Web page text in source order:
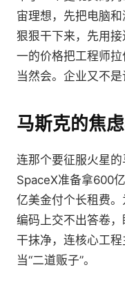
宙理想，先把电脑
狠狠干下来，先用
一的价格把工程师拉
当然会。企业又不是
马斯克的焦
连那个要征服火星的
SpaceX准备拿600
亿美金付个长租费
编码上交不出答卷
干抹净，连核心工
当“二道贩子”。